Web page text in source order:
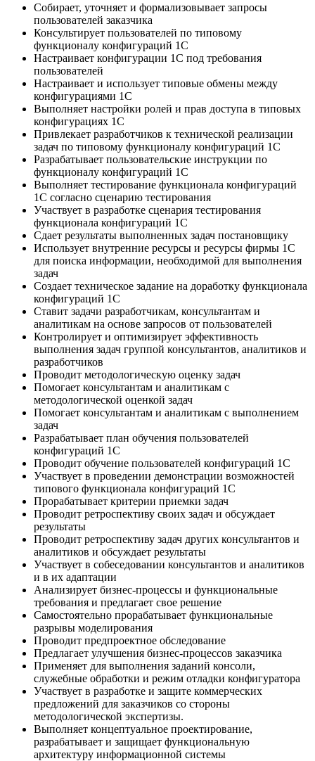
Собирает, уточняет и формализовывает запросы
пользователей заказчика
Консультирует пользователей по типовому
функционалу конфигураций 1С
Настраивает конфигурации 1С под требования
пользователей
Настраивает и использует типовые обмены между
конфигурациями 1С
Выполняет настройки ролей и прав доступа в типовых
конфигурациях 1С
Привлекает разработчиков к технической реализации
задач по типовому функционалу конфигураций 1С
Разрабатывает пользовательские инструкции по
функционалу конфигураций 1С
Выполняет тестирование функционала конфигураций
1С согласно сценарию тестирования
Участвует в разработке сценария тестирования
функционала конфигураций 1С
Сдает результаты выполненных задач постановщику
Использует внутренние ресурсы и ресурсы фирмы 1С
для поиска информации, необходимой для выполнения
задач
Создает техническое задание на доработку функционала
конфигураций 1С
Ставит задачи разработчикам, консультантам и
аналитикам на основе запросов от пользователей
Контролирует и оптимизирует эффективность
выполнения задач группой консультантов, аналитиков и
разработчиков
Проводит методологическую оценку задач
Помогает консультантам и аналитикам с
методологической оценкой задач
Помогает консультантам и аналитикам с выполнением
задач
Разрабатывает план обучения пользователей
конфигураций 1С
Проводит обучение пользователей конфигураций 1С
Участвует в проведении демонстрации возможностей
типового функционала конфигураций 1С
Прорабатывает критерии приемки задач
Проводит ретроспективу своих задач и обсуждает
результаты
Проводит ретроспективу задач других консультантов и
аналитиков и обсуждает результаты
Участвует в собеседовании консультантов и аналитиков
и в их адаптации
Анализирует бизнес-процессы и функциональные
требования и предлагает свое решение
Самостоятельно прорабатывает функциональные
разрывы моделирования
Проводит предпроектное обследование
Предлагает улучшения бизнес-процессов заказчика
Применяет для выполнения заданий консоли,
служебные обработки и режим отладки конфигуратора
Участвует в разработке и защите коммерческих
предложений для заказчиков со стороны
методологической экспертизы.
Выполняет концептуальное проектирование,
разрабатывает и защищает функциональную
архитектуру информационной системы